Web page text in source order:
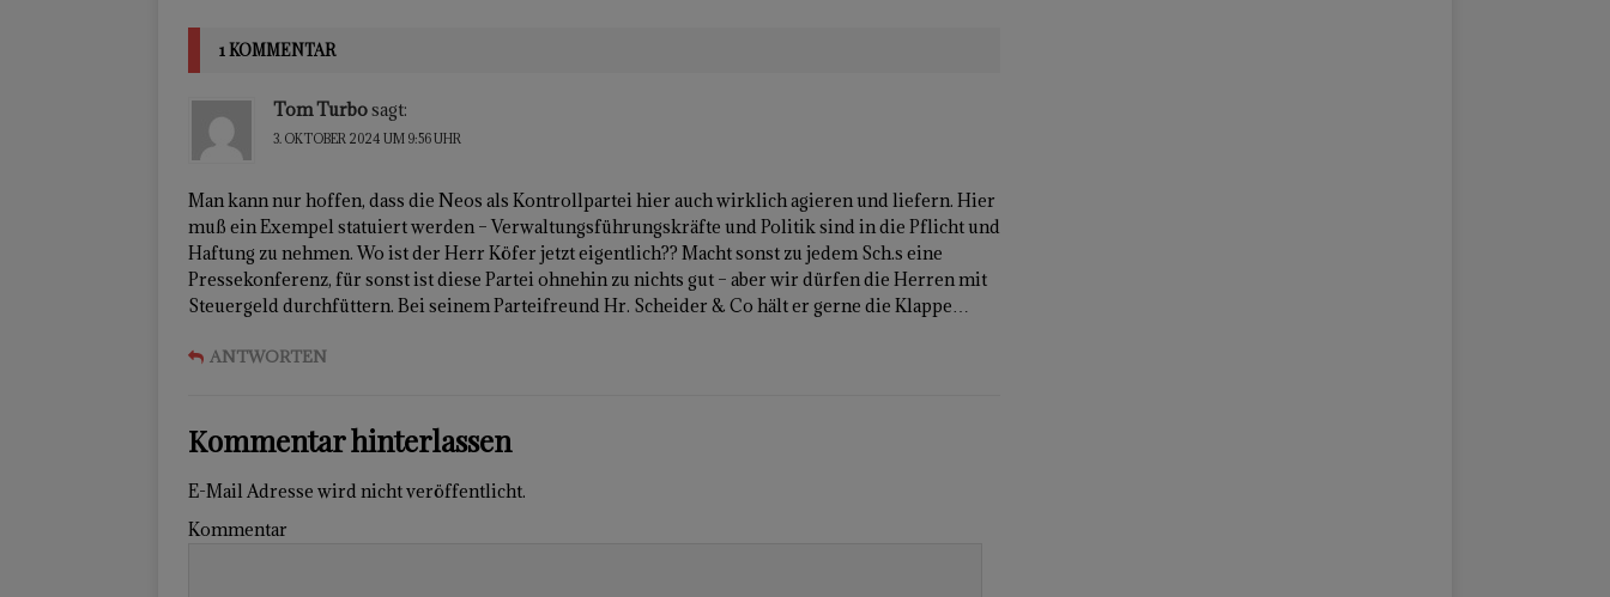
1 KOMMENTAR
Tom Turbosagt:
3. OKTOBER 2024 UM 9:56 UHR
Man kann nur hoffen, dass die Neos als Kontrollpartei hier auch wirklich agieren und liefern. Hier
muß ein Exempel statuiert werden – Verwaltungsführungskräfte und Politik sind in die Pflicht und
Haftung zu nehmen. Wo ist der Herr Köfer jetzt eigentlich?? Macht sonst zu jedem Sch.s eine
Pressekonferenz, für sonst ist diese Partei ohnehin zu nichts gut – aber wir dürfen die Herren mit
Steuergeld durchfüttern. Bei seinem Parteifreund Hr. Scheider & Co hält er gerne die Klappe…
ANTWORTEN
Kommentar hinterlassen
E-Mail Adresse wird nicht veröffentlicht.
Kommentar